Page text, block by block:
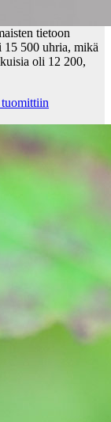
tietoon
15 500 uhria, mikä
oli 12 200,